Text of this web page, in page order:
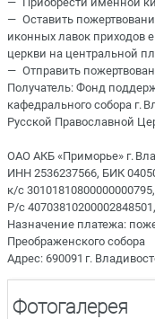
— Оставить
иконных лавок приходов
церкви на центральной
— Отправить
Получатель: Фонд
кафедрального собора г.
Русской Православной
ОАО АКБ «Приморье» г.
ИНН 2536237566, БИК
к/с 30101810800000000795,
Р/с
Назначение платежа:
Преображенского собора
Адрес: 690091 г.
Фотогалерея